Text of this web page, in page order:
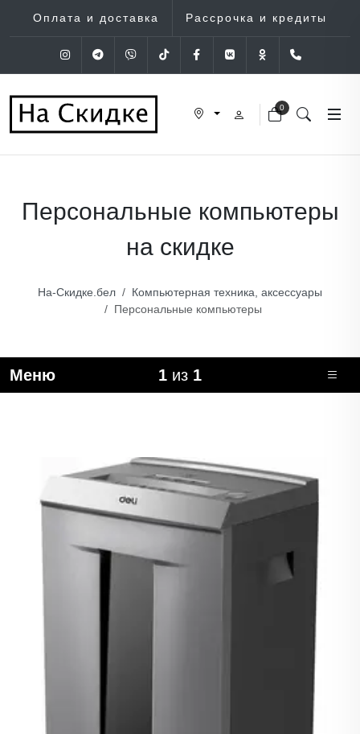
Оплата и доставка Рассрочка и кредиты
InstagramTelegram
Viber Tik-Tok Facebook
VK OK
0
Персональные компьютеры
на скидке
На-Скидке.бел
Компьютерная техника, аксессуары
Персональные компьютеры
Меню 1 из 1